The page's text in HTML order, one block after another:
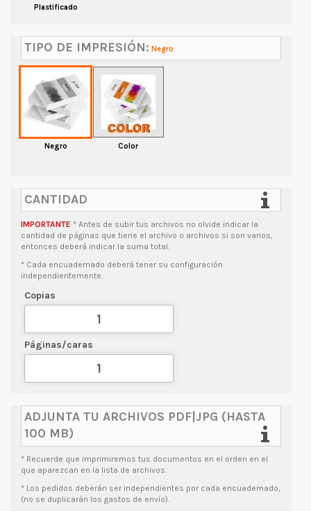
Plastificado
TIPO DE IMPRESIÓN: Negro
Negro Color
CANTIDAD
IMPORTANTE * Antes de subir tus archivos no olvide indicar la
cantidad de páginas que tiene el archivo o archivos si son varios,
entonces deberá indicar la suma total.
* Cada encuadernado deberá tener su configuración
independientemente.
Copias
Páginas/caras
ADJUNTA TU ARCHIVOS PDF|JPG (HASTA
100 MB)
* Recuerde que imprimiremos tus documentos en el orden en el
que aparezcan en la lista de archivos.
* Los pedidos deberán ser independientes por cada encuadernado,
(no se duplicarán los gastos de envío).